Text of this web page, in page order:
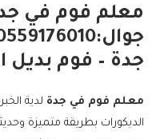
معلم فوم في
جدة – فوم بديل
معلم فوم في جدة لدية
الديكورات بطريقة متميزة